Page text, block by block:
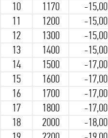
10
1170 -15,00
11
1200 -15,00
12
1300 -15,00
13
1400 -15,00
14
1500 -17,00
15
1600 -17,00
16
1700 -17,00
17
1800 -17,00
18
2000 -18,00